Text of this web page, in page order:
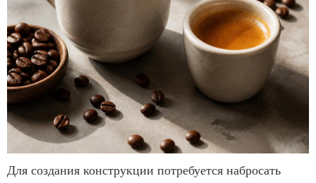
Для создания конструкции потребуется набросать